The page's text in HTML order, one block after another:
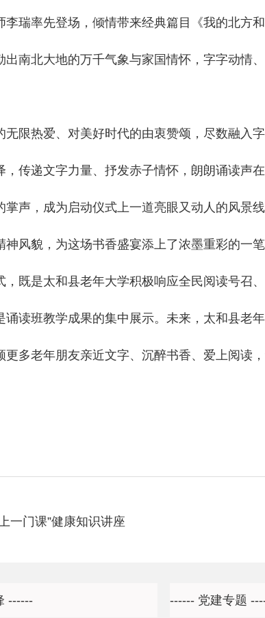
瑞率先登场，倾情带来经典篇目《我的北方
南北大地的万千气象与家国情怀，字字动情
热爱、对美好时代的由衷赞颂，尽数融入
传递文字力量、抒发赤子情怀，朗朗诵读声
声，成为启动仪式上一道亮眼又动人的风景
风貌，为这场书香盛宴添上了浓墨重彩的一笔
是太和县老年大学积极响应全民阅读号召
读班教学成果的集中展示。未来，太和县老
多老年朋友亲近文字、沉醉书香、爱上阅读
一门课”健康知识讲座